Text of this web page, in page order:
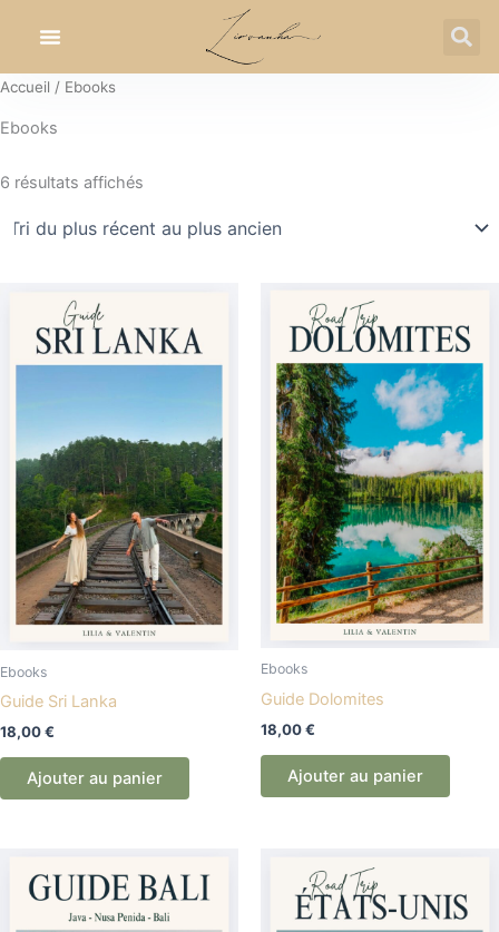
Accueil / Ebooks
Ebooks
6 résultats affichés
au
Ebooks
Guide Sri Lanka
18,00€
Ajouter au panier
Ebooks
Guide Dolomites
18,00€
Ajouter au panier